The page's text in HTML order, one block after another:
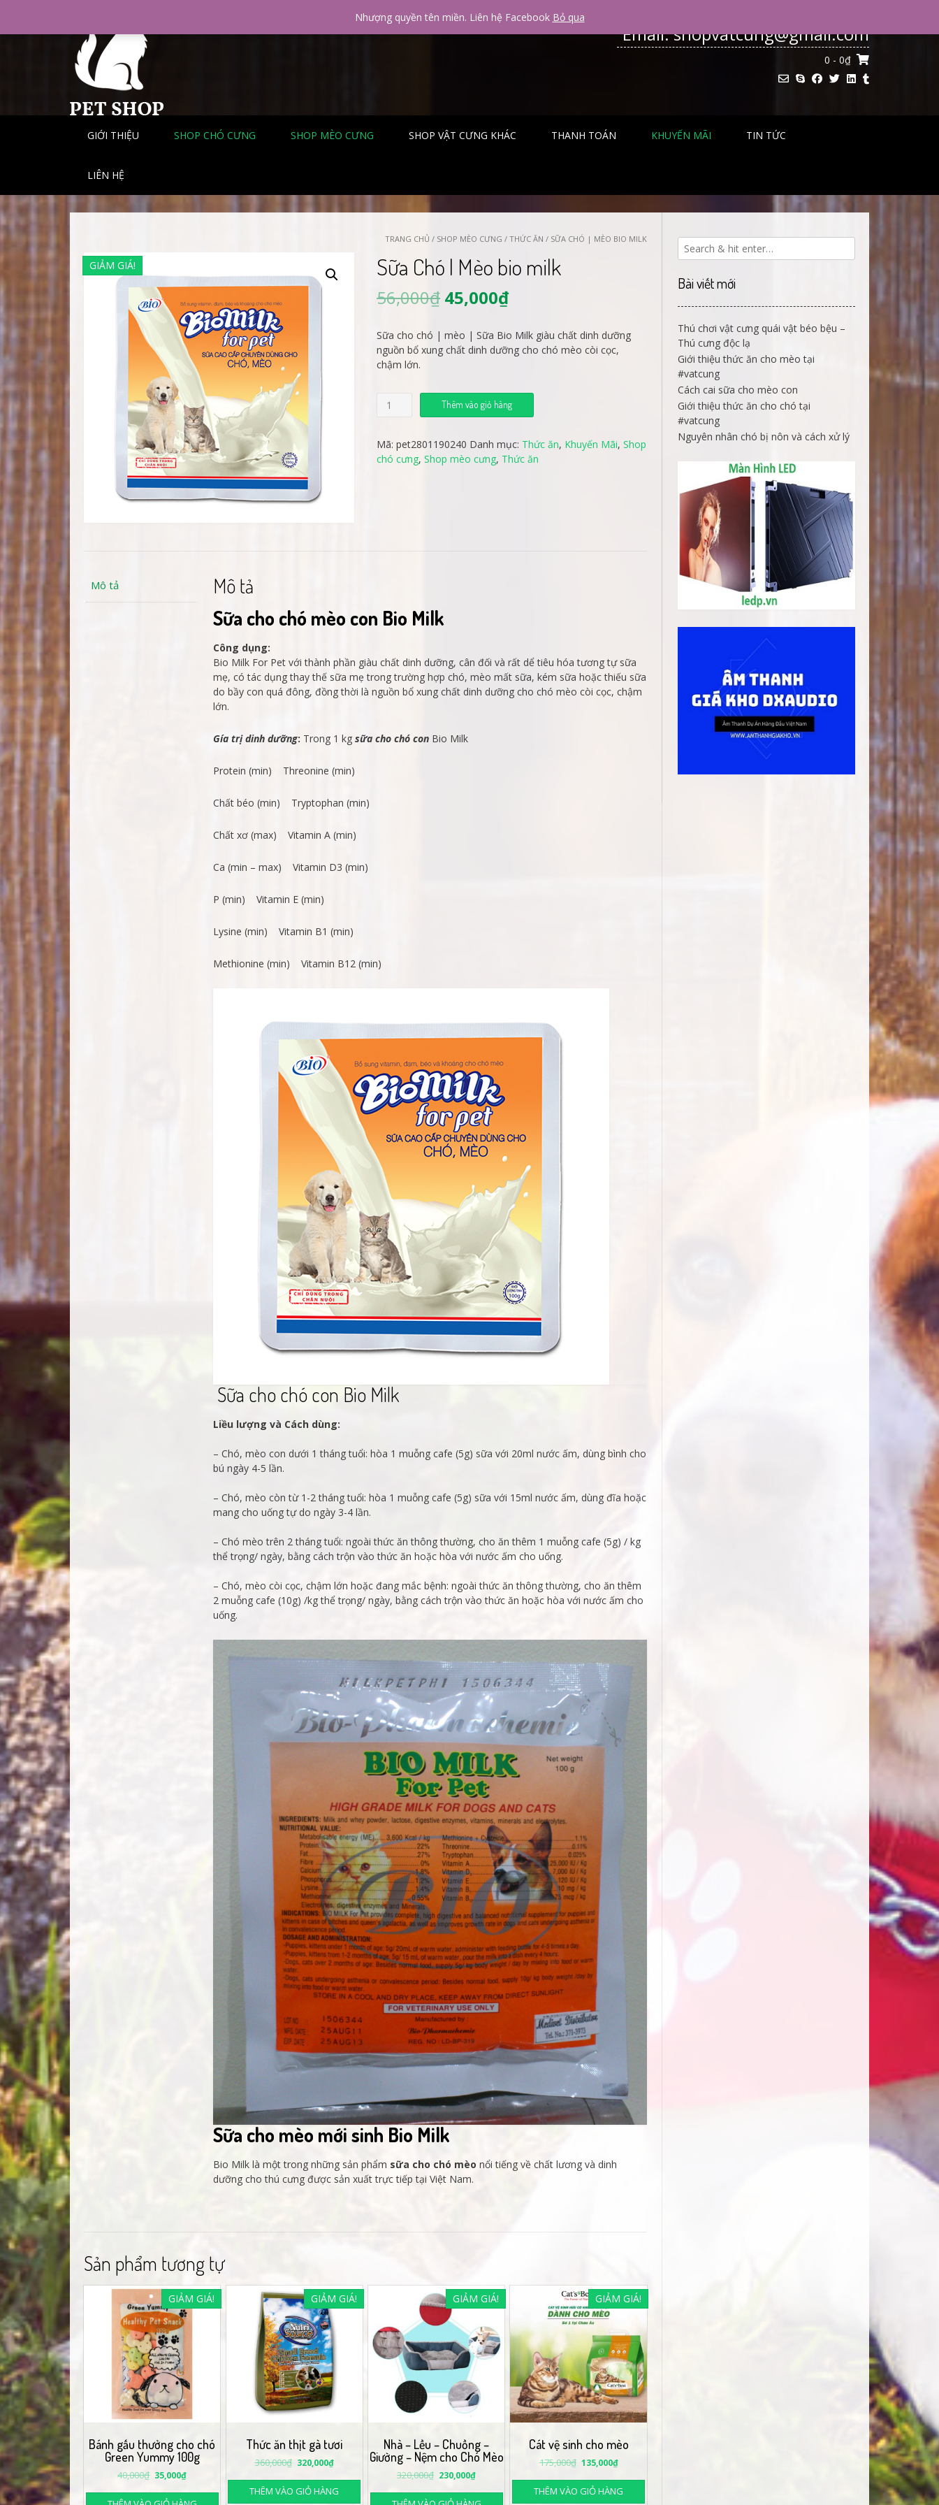
content
Email: shopvatcung@gmail.com
0 - 0₫
GIỚI THIỆU SHOP CHÓ CƯNG SHOP MÈO CƯNG SHOP VẬT CƯNG KHÁC THANH TOÁN KHUYẾN MÃI TIN TỨC
LIÊN HỆ
TRANG CHỦ / SHOP MÈO CƯNG / THỨC ĂN / SỮA CHÓ | MÈO BIO MILK
GIẢM GIÁ! Sữa Chó | Mèo bio milk
56,000₫ 45,000₫
Sữa cho chó | mèo | Sữa Bio Milk giàu chất dinh dưỡng
nguồn bổ xung chất dinh dưỡng cho chó mèo còi cọc,
chậm lớn.
Sữa
Mèo
bio
Thêm vào giỏ hàng
Mã:pet2801190240 Danh mục: Thức ăn, Khuyến Mãi,Shop
chó cưng,Shop mèo cưng, Thức ăn
Mô tả
Mô tả
Sữa cho chó mèo con Bio Milk
Công dụng:
Bio Milk For Pet với thành phần giàu chất dinh dưỡng, cân đối và rất dể tiêu hóa tương tự sữa
mẹ, có tác dụng thay thế sữa mẹ trong trường hợp chó, mèo mất sữa, kém sữa hoặc thiếu sữa
do bầy con quá đông, đồng thời là nguồn bổ xung chất dinh dưỡng cho chó mèo còi cọc, chậm
lớn.
Gía trị dinh dưỡng: Trong 1 kgsữa cho chó con Bio Milk
Protein (min) Threonine (min)
Chất béo (min) Tryptophan (min)
Chất xơ (max) Vitamin A (min)
Ca (min – max) Vitamin D3 (min)
P (min) Vitamin E (min)
Lysine (min) Vitamin B1 (min)
Methionine (min) Vitamin B12 (min)
Sữa cho chó con Bio Milk
Liều lượng và Cách dùng:
– Chó, mèo con dưới 1 tháng tuổi: hòa 1 muỗng cafe (5g) sữa với 20ml nước ấm, dùng bình cho
bú ngày 4-5 lần.
– Chó, mèo còn từ 1-2 tháng tuổi: hòa 1 muỗng cafe (5g) sữa với 15ml nước ấm, dùng đĩa hoặc
mang cho uống tự do ngày 3-4 lần.
– Chó mèo trên 2 tháng tuổi: ngoài thức ăn thông thường, cho ăn thêm 1 muỗng cafe (5g) / kg
thể trọng/ ngày, bằng cách trộn vào thức ăn hoặc hòa với nước ấm cho uống.
– Chó, mèo còi cọc, chậm lớn hoặc đang mắc bệnh: ngoài thức ăn thông thường, cho ăn thêm
2 muỗng cafe (10g) /kg thể trọng/ ngày, bằng cách trộn vào thức ăn hoặc hòa với nước ấm cho
uống.
Sữa cho mèo mới sinh Bio Milk
Bio Milk là một trong những sản phẩm sữa cho chó mèo nổi tiếng về chất lương và dinh
dưỡng cho thú cưng được sản xuất trực tiếp tại Việt Nam.
Sản phẩm tương tự
GIẢM GIÁ!
Bánh gấu thưởng cho chó
Green Yummy 100g
40,000₫ 35,000₫
GIẢM GIÁ!
Thức ăn thịt gà tươi
360,000₫ 320,000₫
THÊM VÀO GIỎ HÀNG
GIẢM GIÁ!
Nhà – Lều – Chuồng –
Giường – Nệm cho Chó Mèo
320,000₫ 230,000₫
GIẢM GIÁ!
Cát vệ sinh cho mèo
175,000₫ 135,000₫
THÊM VÀO GIỎ HÀNG
Bài viết mới
Thú chơi vật cưng quái vật béo bệu –
Thú cưng độc lạ
Giới thiệu thức ăn cho mèo tại
#vatcung
Cách cai sữa cho mèo con
Giới thiệu thức ăn cho chó tại
#vatcung
Nguyên nhân chó bị nôn và cách xử lý
Nhượng quyền tên miền. Liên hệ Facebook Bỏ qua